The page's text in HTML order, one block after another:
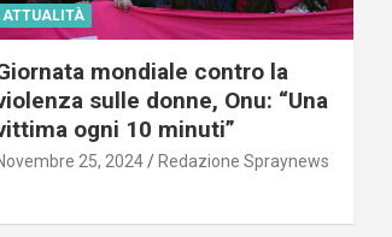
ATTUALITÀ
mondiale contro la
sulle donne, Onu: “Una
ogni 10 minuti”
25, 2024 Redazione Spraynews